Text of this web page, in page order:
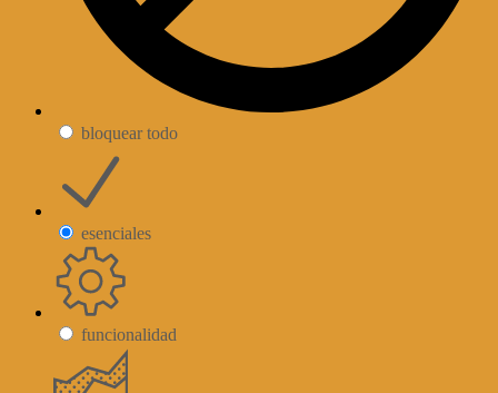
bloquear todo
esenciales
funcionalidad